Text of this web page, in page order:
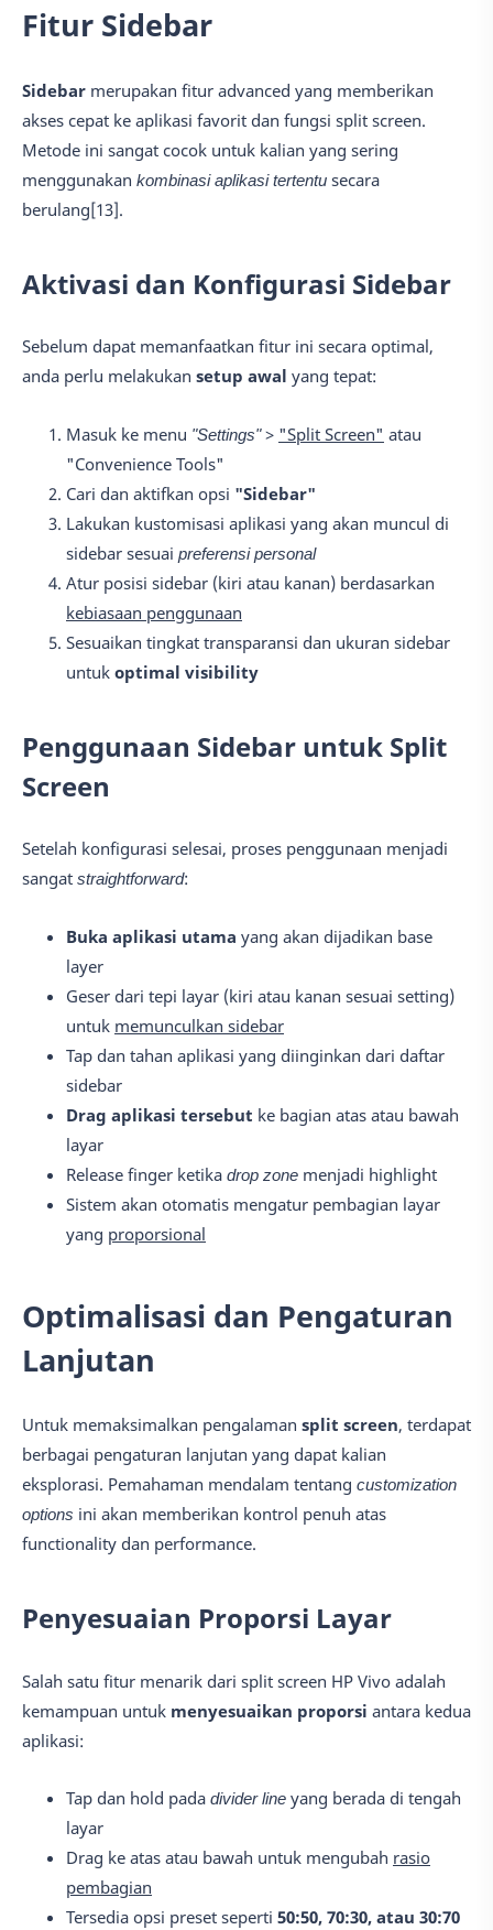
Fitur Sidebar
Sidebar merupakan fitur advanced yang memberikan
akses cepat ke aplikasi favorit dan fungsi split screen.
Metode ini sangat cocok untuk kalian yang sering
menggunakan kombinasi aplikasi tertentu secara
berulang[13].
Aktivasi dan Konfigurasi Sidebar
Sebelum dapat memanfaatkan fitur ini secara optimal,
anda perlu melakukan setup awal yang tepat:
Masuk ke menu "Settings"> "Split Screen" atau
"Convenience Tools"
Cari dan aktifkan opsi "Sidebar"
Lakukan kustomisasi aplikasi yang akan muncul di
sidebar sesuai preferensi personal
Atur posisi sidebar (kiri atau kanan) berdasarkan
kebiasaan penggunaan
Sesuaikan tingkat transparansi dan ukuran sidebar
untuk optimal visibility
Penggunaan Sidebar untuk Split
Screen
Setelah konfigurasi selesai, proses penggunaan menjadi
sangat straightforward:
Buka aplikasi utama yang akan dijadikan base
layer
Geser dari tepi layar (kiri atau kanan sesuai setting)
untuk memunculkan sidebar
Tap dan tahan aplikasi yang diinginkan dari daftar
sidebar
Drag aplikasi tersebut ke bagian atas atau bawah
layar
Release finger ketika drop zone menjadi highlight
Sistem akan otomatis mengatur pembagian layar
yang proporsional
Optimalisasi dan Pengaturan
Lanjutan
Untuk memaksimalkan pengalaman split screen, terdapat
berbagai pengaturan lanjutan yang dapat kalian
eksplorasi. Pemahaman mendalam tentang customization
options ini akan memberikan kontrol penuh atas
functionality dan performance.
Penyesuaian Proporsi Layar
Salah satu fitur menarik dari split screen HP Vivo adalah
kemampuan untuk menyesuaikan proporsi antara kedua
aplikasi:
Tap dan hold pada divider line yang berada di tengah
layar
Drag ke atas atau bawah untuk mengubah rasio
pembagian
Tersedia opsi preset seperti 50:50, 70:30, atau 30:70